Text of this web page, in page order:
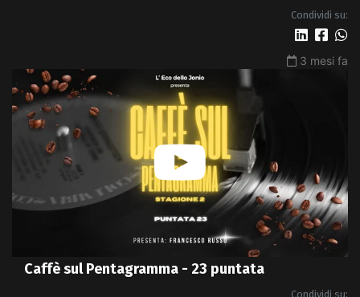
Condividi su:
3 mesi fa
Caffè sul Pentagramma - 23 puntata
Condividi su: